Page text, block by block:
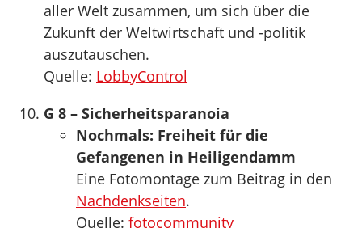
aller Welt zusammen, um sich über die
Zukunft der Weltwirtschaft und -politik
auszutauschen.
Quelle: LobbyControl
G 8 – Sicherheitsparanoia
Nochmals: Freiheit für die
Gefangenen in Heiligendamm
Eine Fotomontage zum Beitrag in den
Nachdenkseiten.
Quelle: fotocommunity